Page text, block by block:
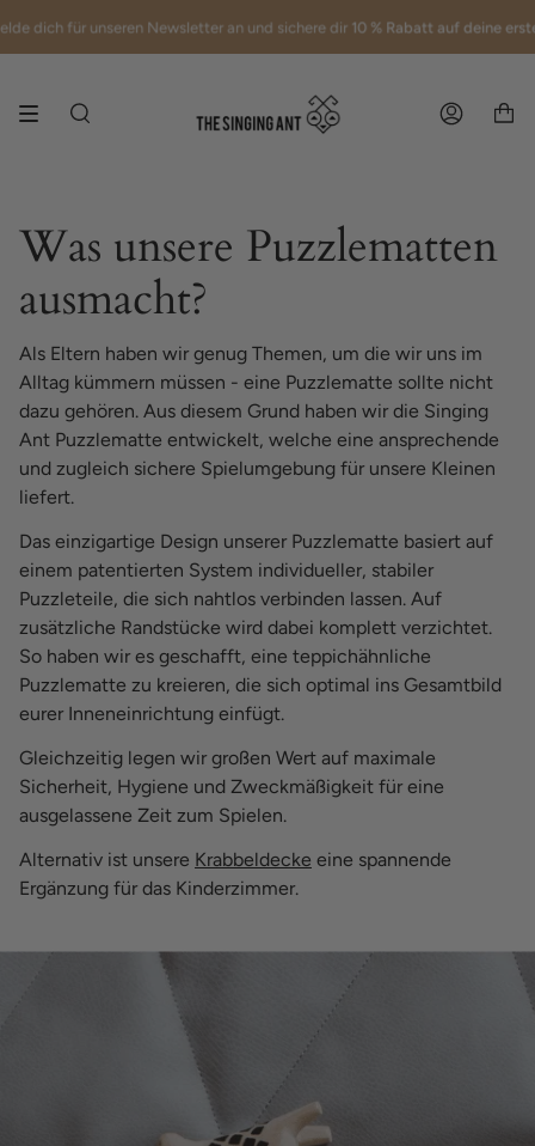
to
content
Kostenloser Versand innerhalb Deutschlands
dich für unseren Newsletter an und sichere dir 10 % Rabatt auf deine erste
Search Account
Was unsere Puzzlematten
ausmacht?
Als Eltern haben wir genug Themen, um die wir uns im
Alltag kümmern müssen - eine Puzzlematte sollte nicht
dazu gehören. Aus diesem Grund haben wir die Singing
Ant Puzzlematte entwickelt, welche eine ansprechende
und zugleich sichere Spielumgebung für unsere Kleinen
liefert.
Das einzigartige Design unserer Puzzlematte basiert auf
einem patentierten System individueller, stabiler
Puzzleteile, die sich nahtlos verbinden lassen. Auf
zusätzliche Randstücke wird dabei komplett verzichtet.
So haben wir es geschafft, eine teppichähnliche
Puzzlematte zu kreieren, die sich optimal ins Gesamtbild
eurer Inneneinrichtung einfügt.
Gleichzeitig legen wir großen Wert auf maximale
Sicherheit, Hygiene und Zweckmäßigkeit für eine
ausgelassene Zeit zum Spielen.
Alternativ ist unsere Krabbeldecke eine spannende
Ergänzung für das Kinderzimmer.